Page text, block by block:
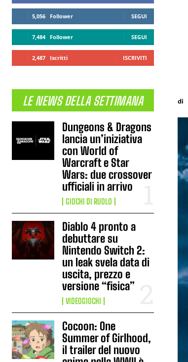
5,056 Follower SEGUI
7,484 Follower SEGUI
2,487 Iscritti ISCRIVITI
LE NEWS DELLA SETTIMANA
Dungeons & Dragons
lancia un’iniziativa
con World of
Warcraft e Star
Wars: due crossover
ufficiali in arrivo
GIOCHI DI RUOLO
Diablo 4 pronto a
debuttare su
Nintendo Switch 2:
un leak svela data di
uscita, prezzo e
versione “fisica”
VIDEOGIOCHI
Cocoon: One
Summer of Girlhood,
il trailer del nuovo
di